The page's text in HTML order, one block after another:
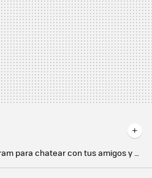
Cinco alternativas a Telegram para chatear con tus amigos y qué opciones de denuncia y moderación tienen